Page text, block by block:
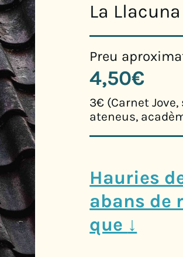
La Llacuna
Preu
4,50€
3€ (Carnet Jove,
ateneus,
Hauries
abans de
que ↓